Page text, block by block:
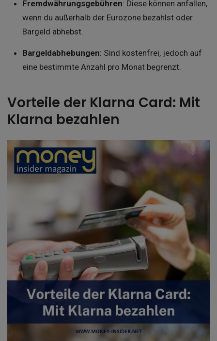
Fremdwährungsgebühren: Diese können anfallen,
wenn du außerhalb der Eurozone bezahlst oder
Bargeld abhebst.
Bargeldabhebungen: Sind kostenfrei, jedoch auf
eine bestimmte Anzahl pro Monat begrenzt.
Vorteile der Klarna Card: Mit
Klarna bezahlen